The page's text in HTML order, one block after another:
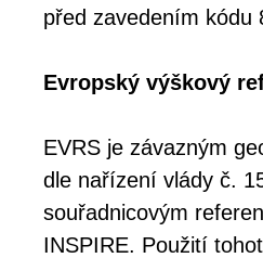
před zavedením kódu
Evropský výškový
EVRS je závazným
dle nařízení vlády č.
souřadnicovým
INSPIRE. Použití